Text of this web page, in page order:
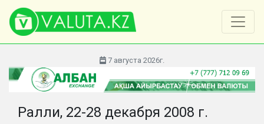
7 августа 2026г.
Ралли, 22-28 декабря 2008 г.